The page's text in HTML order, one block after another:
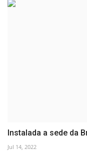
Instalada a sede da
Jul 14, 2022